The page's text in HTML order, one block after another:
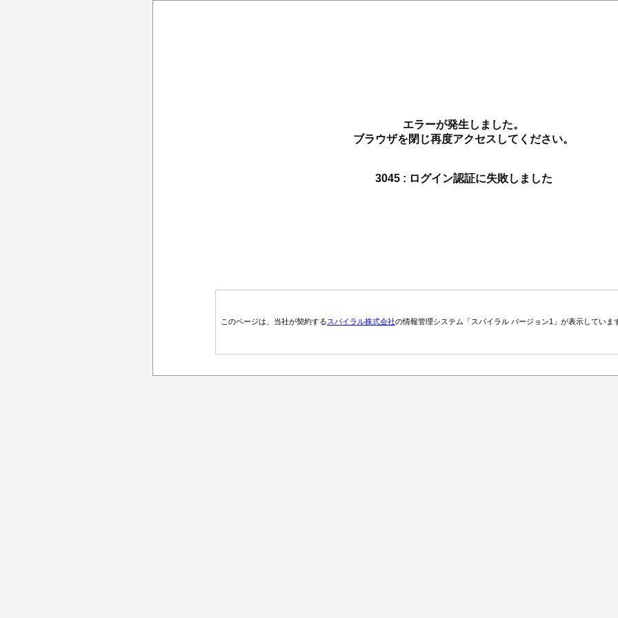
エラーが発生しました。
ブラウザを閉じ再度アクセスしてください。
3045 : ログイン認証に失敗しました
このページは、当社が契約するスパイラル株式会社の情報管理システム「スパイラル バージョン1」が表示していま